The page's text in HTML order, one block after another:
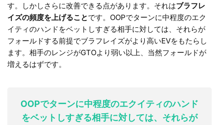
す。しかしさらに改善できる点があります。それはブラフレ
イズの頻度を上げることです。OOPでターンに中程度のエク
イティのハンドをベットしすぎる相手に対しては、それらが
フォールドする前提でブラフレイズがより高いEVをもたらし
ます。相手のレンジがGTOより弱い以上、当然フォールドが
増えるはずです。
OOPでターンに中程度のエクイティのハンド
をベットしすぎる相手に対しては、それらが